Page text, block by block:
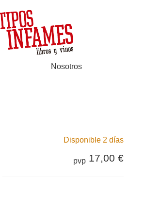
Nosotros
Disponible 2 días
pvp 17,00 €